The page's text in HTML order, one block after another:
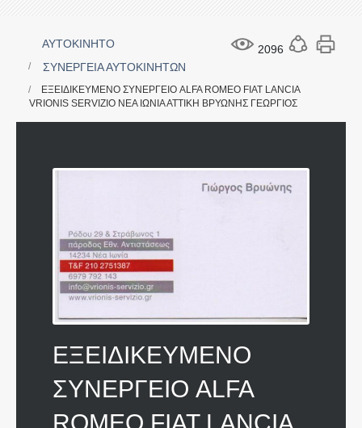
2096
ΑΥΤΟΚΙΝΗΤΟ
ΣΥΝΕΡΓΕΙΑ ΑΥΤΟΚΙΝΗΤΩΝ
ΕΞΕΙΔΙΚΕΥΜΕΝΟ ΣΥΝΕΡΓΕΙΟ ALFA ROMEO FIAT LANCIA
VRIONIS SERVIZIO ΝΕΑ ΙΩΝΙΑ ΑΤΤΙΚΗ ΒΡΥΩΝΗΣ ΓΕΩΡΓΙΟΣ
ΕΞΕΙΔΙΚΕΥΜΕΝΟ
ΣΥΝΕΡΓΕΙΟ ALFA